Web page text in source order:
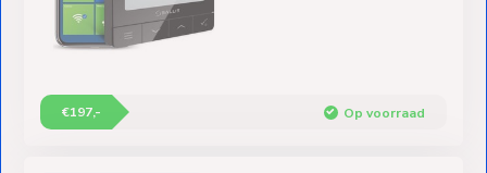
€197,- Op voorraad